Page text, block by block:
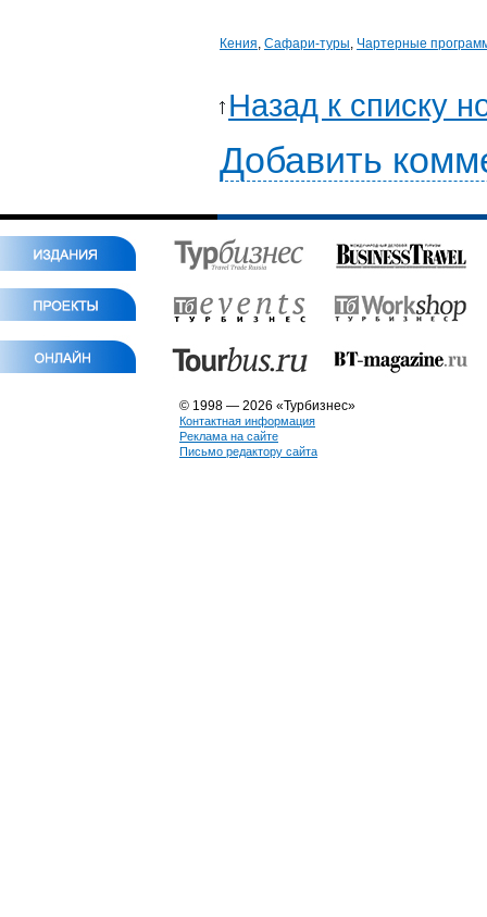
Кения, Сафари-туры, Чартерные
Назад к списку
Добавить
© 1998 — 2026 «Турбизнес»
Контактная информация
Реклама на сайте
Письмо редактору сайта